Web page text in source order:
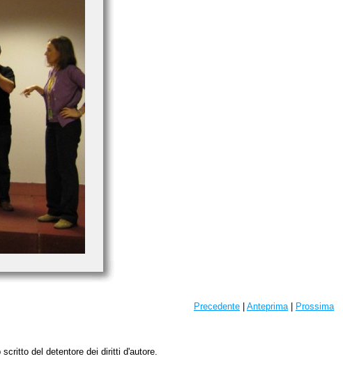
Precedente Anteprima| Prossima
del detentore dei diritti d'autore.